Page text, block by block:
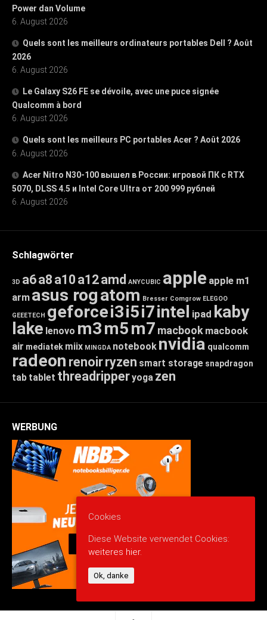
Power dan Volume
6. August 2026
Quels sont les meilleurs ordinateurs portables Dell ? Août
2026
6. August 2026
Le Galaxy S26 FE se dévoile, avec une puce signée
Qualcomm à bord
6. August 2026
Quels sont les meilleurs PC portables Acer ? Août 2026
6. August 2026
Acer Nitro N30-100 вышел в России: игровой ПК с RTX
5070, DLSS 4.5 и Intel Core Ultra от 200 999 рублей
6. August 2026
Schlagwörter
3D a6a8 a10 a12amd ANYCUBIC apple apple m1
arm asus rogatom Bresser Comgrow ELEGOO
GEEETECH geforcei3i5i7intel ipad kaby
lake lenovo m3m5m7 macbook macbook
air mediatek miix MINGDA notebook nvidia qualcomm
radeon renoirryzen smart storage snapdragon
tab tablet threadripperyoga zen
WERBUNG
Cookies
Diese Website verwendet Cookies:
weiteres hier.
Ok, danke